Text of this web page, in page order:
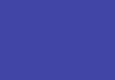
PROCESS DE TRAVAIL
MICROSOFT